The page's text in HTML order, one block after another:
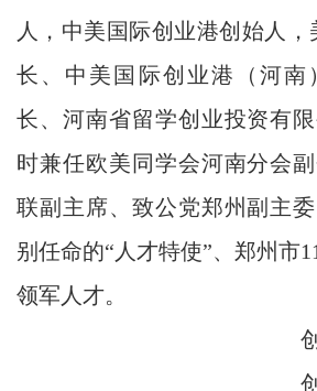
人，中美国际创业港创始人，
长、中美国际创业港（河南
长、河南省留学创业投资有
时兼任欧美同学会河南分会
联副主席、致公党郑州副主
别任命的“人才特使”、郑州市
领军人才。